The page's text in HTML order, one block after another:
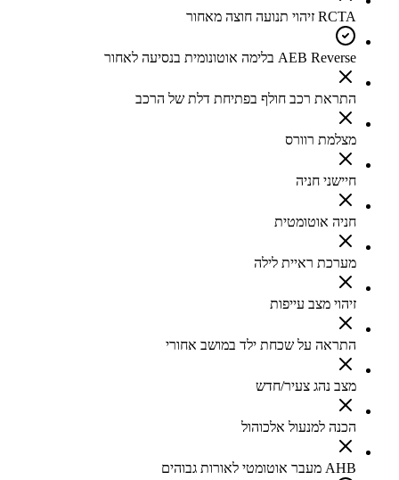
RCTA זיהוי תנועה חוצה מאחור
AEB Reverse בלימה אוטונומית בנסיעה לאחור
התראת רכב חולף בפתיחת דלת של הרכב
מצלמת רוורס
חיישני חניה
חניה אוטומטית
מערכת ראיית לילה
זיהוי מצב עייפות
התראה על שכחת ילד במושב אחורי
מצב נהג צעיר/חדש
הכנה למנעול אלכוהול
AHB מעבר אוטומטי לאורות גבוהים